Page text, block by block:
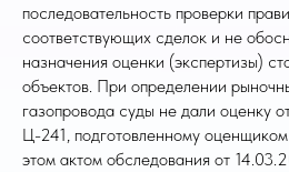
последовательность проверки
соответствующих сделок и не
назначения оценки (экспертизы)
объектов. При определении
газопровода суды не дали оценку
Ц-241, подготовленному
этом актом обследования от